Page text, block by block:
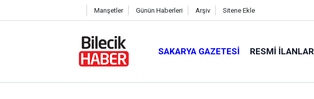
Manşetler Günün Haberleri Arşiv Sitene Ekle
SAKARYA GAZETESI RESMI İLANLAR